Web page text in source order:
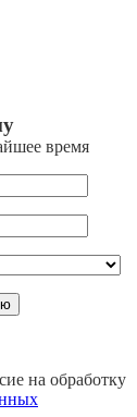
время
на обработку